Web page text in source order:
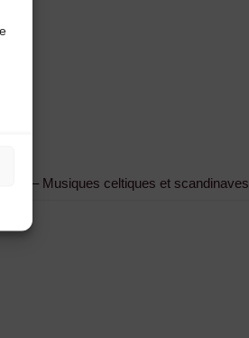
– Musiques celtiques et scandinaves